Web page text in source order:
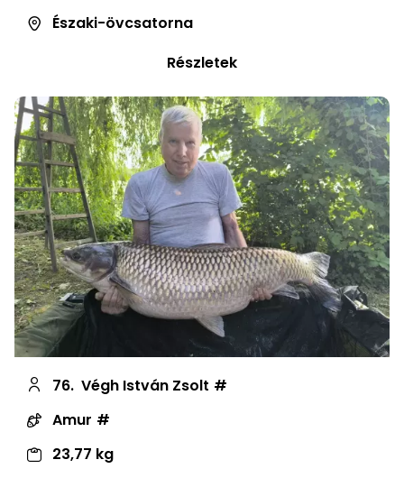
Északi-övcsatorna
Részletek
76. Végh István Zsolt
Amur
23,77 kg